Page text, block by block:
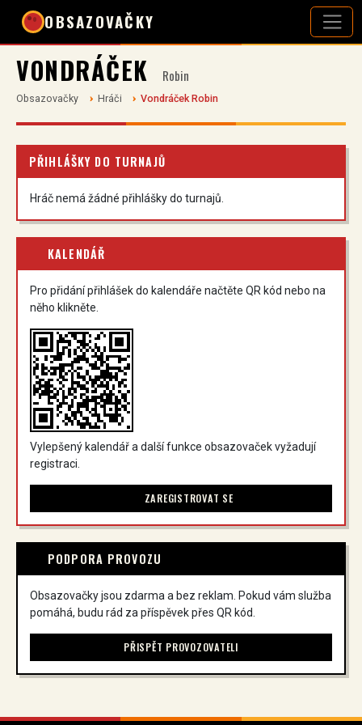
OBSAZOVAČKY
VONDRÁČEK Robin
Obsazovačky Hráči Vondráček Robin
PŘIHLÁŠKY DO TURNAJŮ
Hráč nemá žádné přihlášky do turnajů.
KALENDÁŘ
Pro přidání přihlášek do kalendáře načtěte QR kód nebo na
něho klikněte.
Vylepšený kalendář a další funkce obsazovaček vyžadují
registraci.
ZAREGISTROVAT SE
PODPORA PROVOZU
Obsazovačky jsou zdarma a bez reklam. Pokud vám služba
pomáhá, budu rád za příspěvek přes QR kód.
PŘISPĚT PROVOZOVATELI